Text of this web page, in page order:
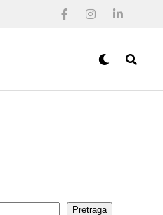
Pretraga